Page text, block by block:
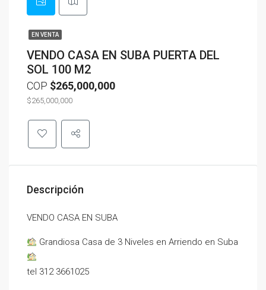
EN VENTA
VENDO CASA EN SUBA PUERTA DEL
SOL 100 M2
COP $265,000,000
$265,000,000
Descripción
VENDO CASA EN SUBA
Grandiosa Casa de 3 Niveles en Arriendo en Suba
tel 312 3661025